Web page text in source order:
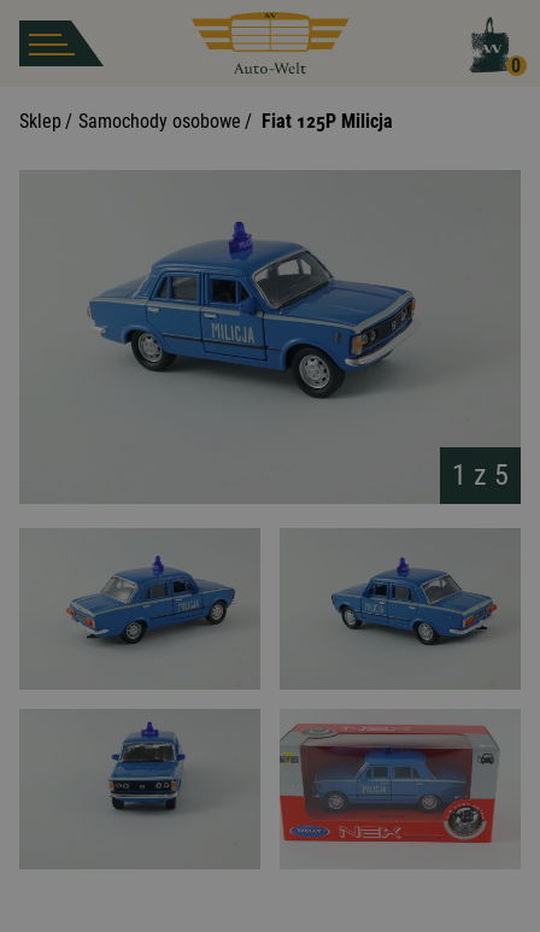
0
Sklep / Samochody osobowe / Fiat 125P Milicja
1 z 5